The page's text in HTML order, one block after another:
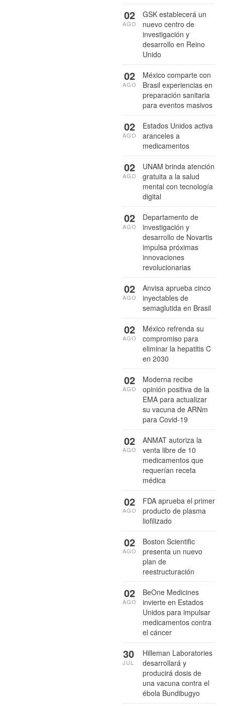
GSK establecerá un
nuevo centro de
investigación y
desarrollo en Reino
Unido
02
AGO
México comparte con
Brasil experiencias en
preparación sanitaria
para eventos masivos
02
AGO
Estados Unidos activa
aranceles a
medicamentos
02
AGO
UNAM brinda atención
gratuita a la salud
mental con tecnología
digital
02
AGO
Departamento de
investigación y
desarrollo de Novartis
impulsa próximas
innovaciones
revolucionarias
02
AGO
Anvisa aprueba cinco
inyectables de
semaglutida en Brasil
02
AGO
México refrenda su
compromiso para
eliminar la hepatitis C
en 2030
02
AGO
Moderna recibe
opinión positiva de la
EMA para actualizar
su vacuna de ARNm
para Covid-19
02
AGO
ANMAT autoriza la
venta libre de 10
medicamentos que
requerían receta
médica
02
AGO
FDA aprueba el primer
producto de plasma
liofilizado
02
AGO
Boston Scientific
presenta un nuevo
plan de
reestructuración
02
AGO
BeOne Medicines
invierte en Estados
Unidos para impulsar
medicamentos contra
el cáncer
02
AGO
Hilleman Laboratories
desarrollará y
producirá dosis de
una vacuna contra el
ébola Bundibugyo
30
JUL